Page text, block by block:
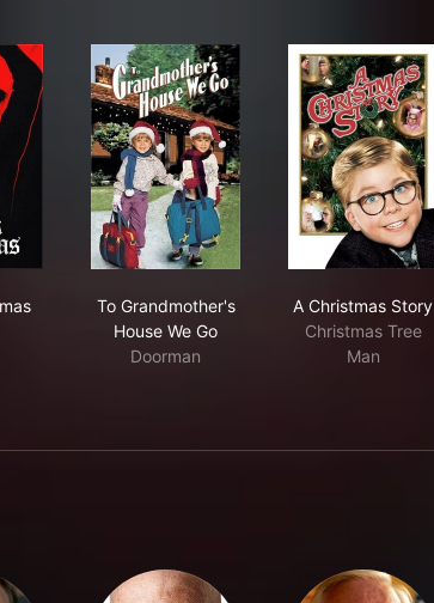
To Grandmother's
House We Go
Doorman
A Christmas Story
Christmas Tree
Man